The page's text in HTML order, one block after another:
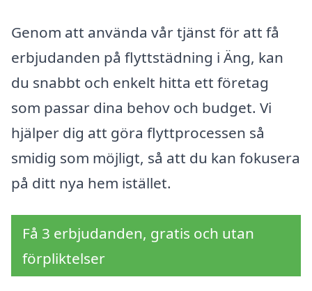
Genom att använda vår tjänst för att få
erbjudanden på flyttstädning i Äng, kan
du snabbt och enkelt hitta ett företag
som passar dina behov och budget. Vi
hjälper dig att göra flyttprocessen så
smidig som möjligt, så att du kan fokusera
på ditt nya hem istället.
Få 3 erbjudanden, gratis och utan
förpliktelser